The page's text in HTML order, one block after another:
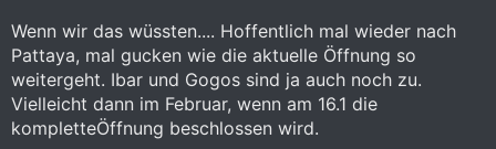
Wenn wir das wüssten.... Hoffentlich mal wieder nach
Pattaya, mal gucken wie die aktuelle Öffnung so
weitergeht. Ibar und Gogos sind ja auch noch zu.
Vielleicht dann im Februar, wenn am 16.1 die
kompletteÖffnung beschlossen wird.